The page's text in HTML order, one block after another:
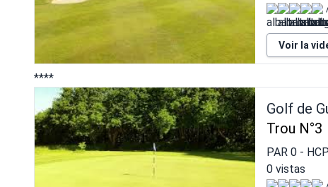
Voir la
****
Golf de
Trou N°3
PAR 0- HCP
0 vistas